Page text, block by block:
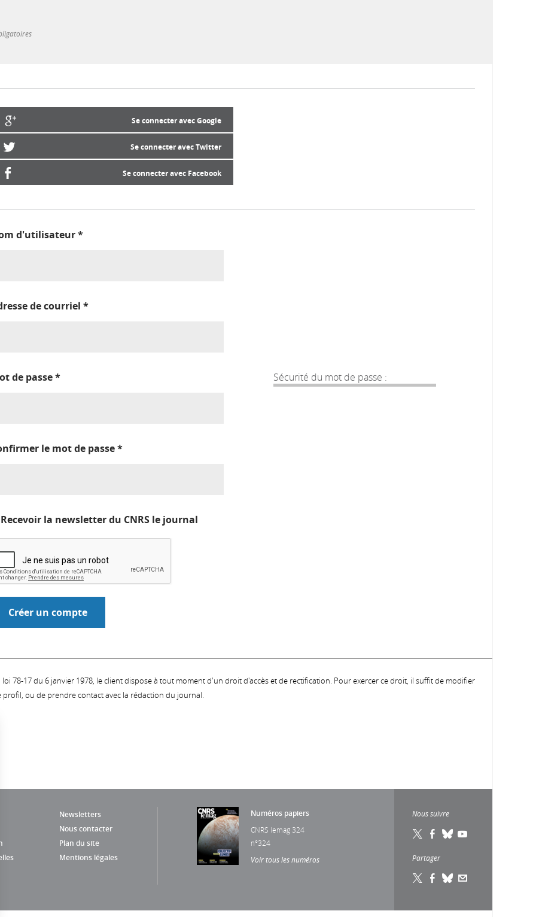
Se connecter avec Google
Se connecter avec Twitter
Se connecter avec Facebook
d'utilisateur*
de courriel *
Sécurité du mot de passe :
de passe*
le mot de passe*
Recevoir la newsletter du CNRS le journal
78-17 du 6 janvier 1978, le client dispose à tout moment d'un droit d'accès et de rectification. Pour exercer ce droit, il suffit de modifier
ou de prendre contact avec la rédaction du journal.
Newsletters
Nous contacter
Plan du site
Mentions légales
Numéros papiers
CNRS lemag 324
n°324
Voir tous les numéros
Nous suivre
Partager